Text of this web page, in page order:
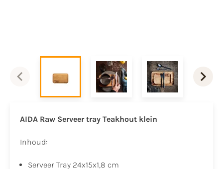
AIDA Raw Serveer tray Teakhout klein
Inhoud:
Serveer Tray 24x15x1,8 cm